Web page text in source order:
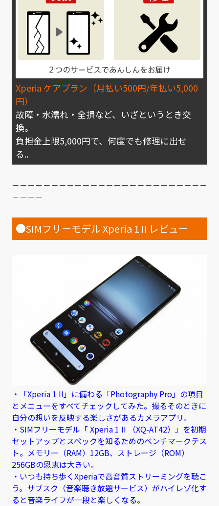
Xperia ケアプラン （月払い500円/年払い5,000
円）
故障・水濡れ・全損など、いざというとき交
換。
負担金上限5,000円で、何度でも修理に出せ
る。
－－－－－－－－－－－－－－－－－－－－－－－－－
－－－－
●SIMフリーモデル Xperia 1 II レビュー
・「Xperia 1 II」に備わる「Photography Pro」の項目
とメニューをすべてチェックしてみた。撮るそのときに
自分の想いを反映する楽しさがあるカメラアプリ。
・SIMフリーモデル「 Xperia 1 II （XQ-AT42）」を初期
セットアップとスペックを知るためのベンチマークテス
ト。メモリー（RAM）12GB、ストレージ（ROM）
256GBの恩恵は大きい。
・いつも持ち歩くXperiaで高音質ストリーミングを聴こ
う。サブスク（音楽聴き放題サービス）がハイレゾ化す
ると音楽ライフが一段と楽しくなる。